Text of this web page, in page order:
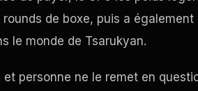
de boxe, puis a également
le monde de Tsarukyan.
personne ne le remet en